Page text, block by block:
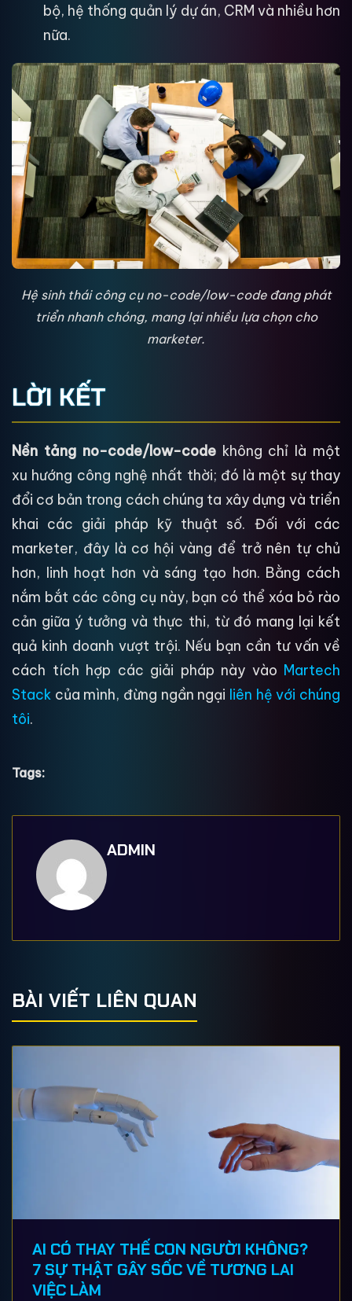
bộ, hệ thống quản lý dự án, CRM và nhiều hơn
nữa.
Hệ sinh thái công cụ no-code/low-code đang phát
triển nhanh chóng, mang lại nhiều lựa chọn cho
marketer.
LỜI KẾT
Nền tảng no-code/low-codekhông chỉ là một
xu hướng công nghệ nhất thời; đó là một sự thay
đổi cơ bản trong cách chúng ta xây dựng và triển
khai các giải pháp kỹ thuật số. Đối với các
marketer, đây là cơ hội vàng để trở nên tự chủ
hơn, linh hoạt hơn và sáng tạo hơn. Bằng cách
nắm bắt các công cụ này, bạn có thể xóa bỏ rào
cản giữa ý tưởng và thực thi, từ đó mang lại kết
quả kinh doanh vượt trội. Nếu bạn cần tư vấn về
cách tích hợp các giải pháp này vào Martech
Stack của mình, đừng ngần ngại liên hệ với chúng
tôi.
Tags:
ADMIN
BÀI VIẾT LIÊN QUAN
AI CÓ THAY THẾ CON NGƯỜI KHÔNG?
7 SỰ THẬT GÂY SỐC VỀ TƯƠNG LAI
VIỆC LÀM